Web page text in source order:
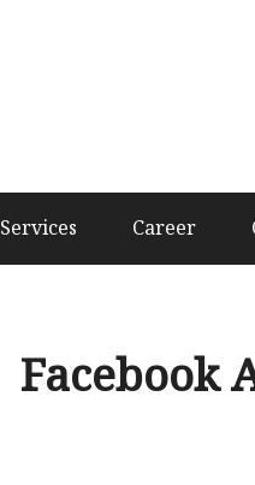
Services Career
Facebook